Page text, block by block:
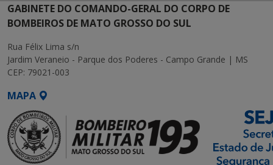
GABINETE DO COMANDO-GERAL DO CORPO DE
BOMBEIROS DE MATO GROSSO DO SUL
Rua Félix Lima s/n
Jardim Veraneio - Parque dos Poderes - Campo Grande | MS
CEP: 79021-003
MAPA